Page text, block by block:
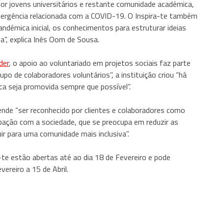
jovens universitários e restante comunidade académica,
relacionada com a COVID-19. O Inspira-te também
inicial, os conhecimentos para estruturar ideias
explica Inês Oom de Sousa.
, o apoio ao voluntariado em projetos sociais faz parte
de colaboradores voluntários”, a instituição criou “há
seja promovida sempre que possível”.
“ser reconhecido por clientes e colaboradores como
com a sociedade, que se preocupa em reduzir as
uma comunidade mais inclusiva”.
estão abertas até ao dia 18 de Fevereiro e pode
a 15 de Abril.